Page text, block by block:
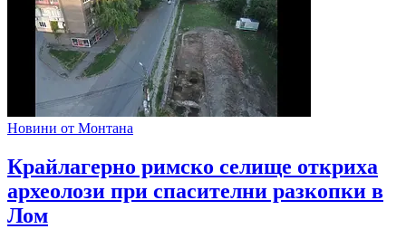
Новини от Монтана
Крайлагерно римско селище откриха
археолози при спасителни разкопки в
Лом